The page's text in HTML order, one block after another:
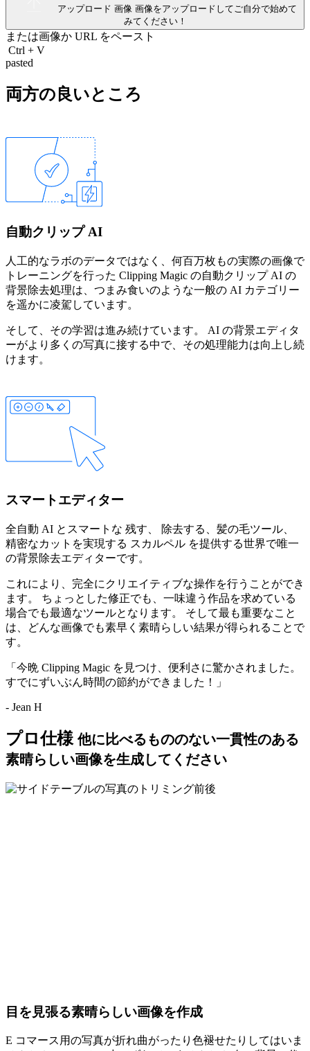
アップロード 画像 画像をアップロードしてご自分で始めて
みてください！
または画像か URL をペースト
Ctrl + V
pasted
両方の良いところ
自動クリップ AI
人工的なラボのデータではなく、何百万枚もの実際の画像で
トレーニングを行った Clipping Magic の自動クリップ AI の
背景除去処理は、つまみ食いのような一般の AI カテゴリー
を遥かに凌駕しています。
そして、その学習は進み続けています。 AI の背景エディタ
ーがより多くの写真に接する中で、その処理能力は向上し続
けます。
スマートエディター
全自動 AI とスマートな 残す 除去する 髪の毛ツール、
精密なカットを実現する スカルペル を提供する世界で唯一
の背景除去エディターです。
これにより、完全にクリエイティブな操作を行うことができ
ます。 ちょっとした修正でも、一味違う作品を求めている
場合でも最適なツールとなります。 そして最も重要なこと
は、どんな画像でも素早く素晴らしい結果が得られることで
す。
「今晩 Clipping Magic を見つけ、便利さに驚かされました。
すでにずいぶん時間の節約ができました！」
- Jean H
プロ仕様 他に比べるもののない一貫性のある
素晴らしい画像を生成してください
目を見張る素晴らしい画像を作成
E コマース用の写真が折れ曲がったり色褪せたりしてはいま